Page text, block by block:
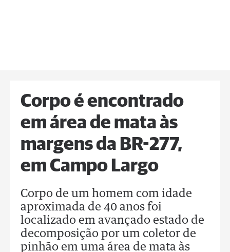
Corpo é encontrado
em área de mata às
margens da BR-277,
em Campo Largo
Corpo de um homem com idade
aproximada de 40 anos foi
localizado em avançado estado de
decomposição por um coletor de
pinhão em uma área de mata às